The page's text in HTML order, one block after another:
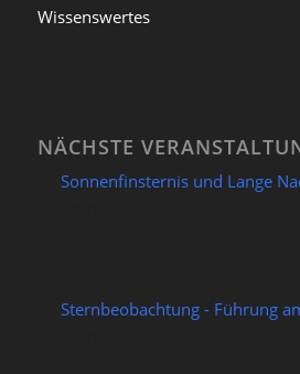
Wissenswertes
NÄCHSTE
Sonnenfinsternis und Lange
Sternbeobachtung - Führung